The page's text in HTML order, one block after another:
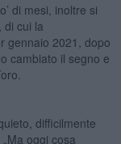
di mesi, inoltre si
di cui la
gennaio 2021, dopo
cambiato il segno e
difficilmente
oggi cosa